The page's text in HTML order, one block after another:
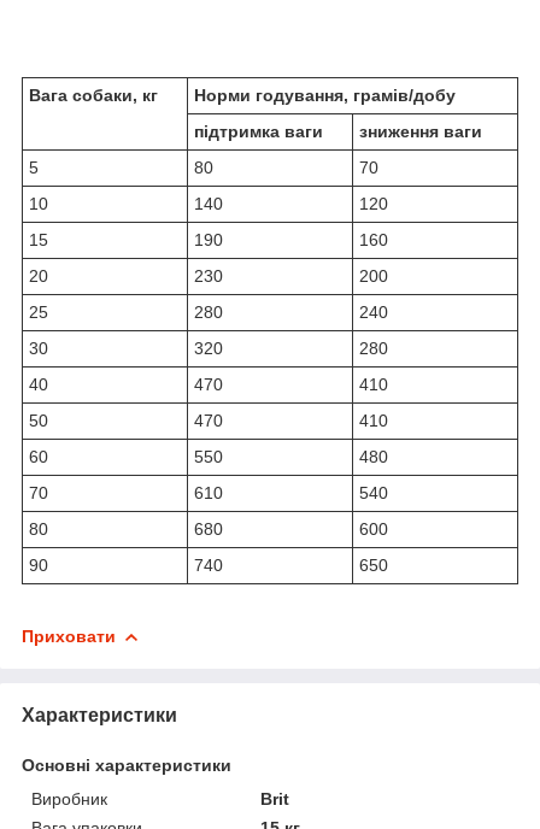
Вага собаки, кг
Норми годування, грамів/добу
підтримка ваги
зниження ваги
5
80
70
10
140
120
15
190
160
20
230
200
25
280
240
30
320
280
40
470
410
50
470
410
60
550
480
70
610
540
80
680
600
90
740 650
Приховати
Характеристики
Основні характеристики
Виробник
Brit